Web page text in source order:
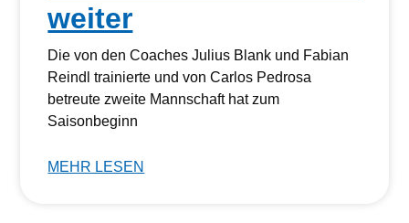
weiter
Die von den Coaches Julius Blank und Fabian
Reindl trainierte und von Carlos Pedrosa
betreute zweite Mannschaft hat zum
Saisonbeginn
MEHR LESEN